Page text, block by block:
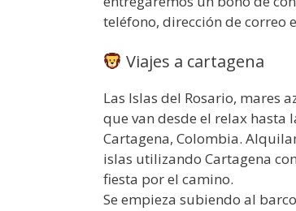
teléfono, dirección de correo
Viajes a cartagena
Las Islas del Rosario, mares
que van desde el relax hasta
Cartagena, Colombia.
islas utilizando Cartagena
fiesta por el camino.
Se empieza subiendo al